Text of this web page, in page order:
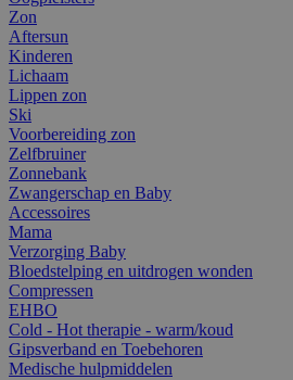
Zon
Aftersun
Kinderen
Lichaam
Lippen zon
Ski
Voorbereiding zon
Zelfbruiner
Zonnebank
Zwangerschap en Baby
Accessoires
Mama
Verzorging Baby
Bloedstelping en uitdrogen wonden
Compressen
EHBO
Cold - Hot therapie - warm/koud
Gipsverband en Toebehoren
Medische hulpmiddelen